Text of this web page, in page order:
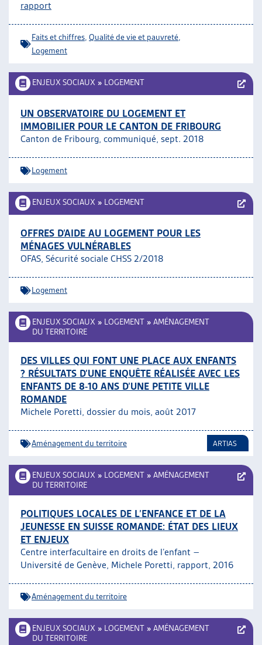
rapport
Faits et chiffres Qualité de vie et pauvreté
Logement
ENJEUX SOCIAUX » LOGEMENT
UN OBSERVATOIRE DU LOGEMENT ET
IMMOBILIER POUR LE CANTON DE FRIBOURG
Canton de Fribourg, communiqué, sept. 2018
Logement
ENJEUX SOCIAUX » LOGEMENT
OFFRES D’AIDE AU LOGEMENT POUR LES
MÉNAGES VULNÉRABLES
OFAS, Sécurité sociale CHSS 2/2018
Logement
ENJEUX SOCIAUX » LOGEMENT » AMÉNAGEMENT
DU TERRITOIRE
DES VILLES QUI FONT UNE PLACE AUX ENFANTS
? RÉSULTATS D’UNE ENQUÊTE RÉALISÉE AVEC LES
ENFANTS DE 8-10 ANS D’UNE PETITE VILLE
ROMANDE
Michele Poretti, dossier du mois, août 2017
Aménagement du territoire ARTIAS
ENJEUX SOCIAUX » LOGEMENT » AMÉNAGEMENT
DU TERRITOIRE
POLITIQUES LOCALES DE L’ENFANCE ET DE LA
JEUNESSE EN SUISSE ROMANDE: ÉTAT DES LIEUX
ET ENJEUX
Centre interfacultaire en droits de l’enfant –
Université de Genève, Michele Poretti, rapport, 2016
Aménagement du territoire
ENJEUX SOCIAUX » LOGEMENT » AMÉNAGEMENT
DU TERRITOIRE